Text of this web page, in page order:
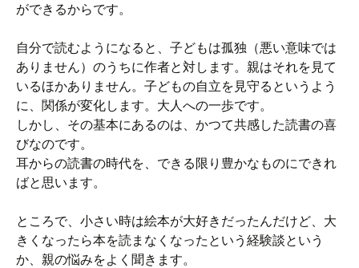
ができるからです。
自分で読むようになると、子どもは孤独（悪い意味では
ありません）のうちに作者と対します。親はそれを見て
いるほかありません。子どもの自立を見守るというよう
に、関係が変化します。大人への一歩です。
しかし、その基本にあるのは、かつて共感した読書の喜
びなのです。
耳からの読書の時代を、できる限り豊かなものにできれ
ばと思います。
ところで、小さい時は絵本が大好きだったんだけど、大
きくなったら本を読まなくなったという経験談という
か、親の悩みをよく聞きます。